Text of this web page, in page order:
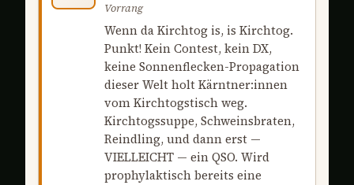
Vorrang
Wenn da Kirchtog is, is Kirchtog.
Punkt! Kein Contest, kein DX,
keine Sonnenflecken-Propagation
dieser Welt holt Kärntner:innen
vom Kirchtogstisch weg.
Kirchtogssuppe, Schweinsbraten,
Reindling, und dann erst —
VIELLEICHT — ein QSO. Wird
prophylaktisch bereits eine